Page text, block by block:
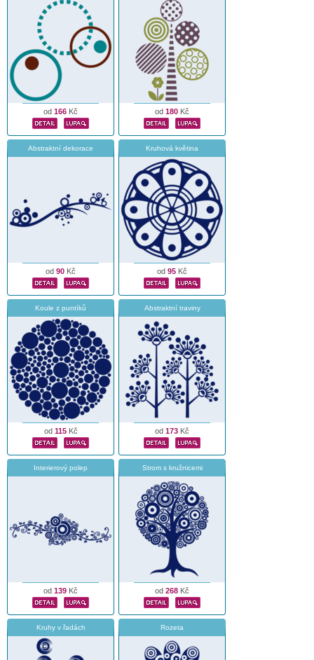
od 166 Kč od 180 Kč
Abstraktní dekorace
od 90 Kč
Kruhová květina
od 95 Kč
Koule z puntíků
od 115Kč
Abstraktní traviny
od 173 Kč
Interierový polep
od 139 Kč
Strom s kružnicemi
od 268 Kč
Kruhy v řadách Rozeta